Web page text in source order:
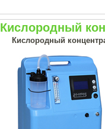
Кислородный
Кислородный